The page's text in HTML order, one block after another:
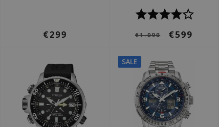
€299 €1.090 €599
SALE